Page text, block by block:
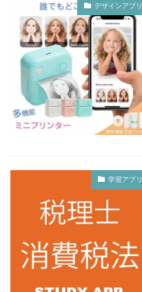
デザインアプリ
学習アプリ